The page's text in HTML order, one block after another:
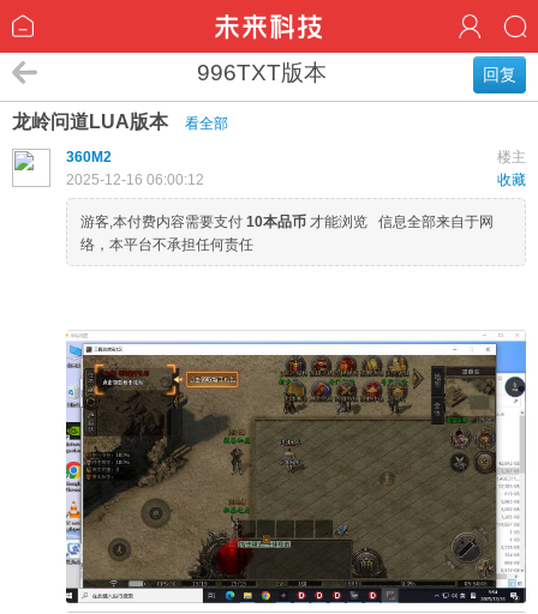
回复
996TXT版本
龙岭问道LUA版本
看全部
楼主
360M2
收藏
2025-12-16 06:00:12
游客,本付费内容需要支付 10本品币 才能浏览 信息全部来自于网
络，本平台不承担任何责任